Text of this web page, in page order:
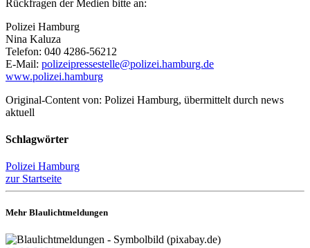
Rückfragen der Medien bitte an:
Polizei Hamburg
Nina Kaluza
Telefon: 040 4286-56212
E-Mail: polizeipressestelle@polizei.hamburg.de
www.polizei.hamburg
Original-Content von: Polizei Hamburg, übermittelt durch news
aktuell
Schlagwörter
Polizei Hamburg
zur Startseite
Mehr Blaulichtmeldungen